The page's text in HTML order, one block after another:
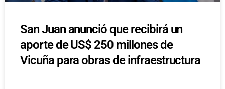
San Juan anunció que recibirá un
aporte de US$ 250 millones de
Vicuña para obras de infraestructura